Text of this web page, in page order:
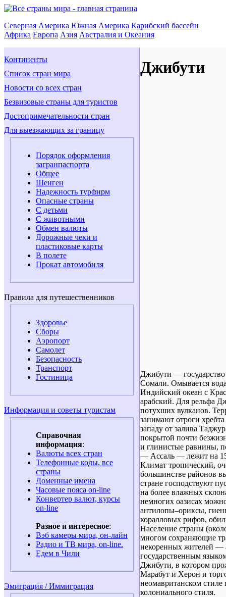
Северная Америка Южная Америка Карибский бассейн
Африка Европа Азия Австралия и Океания
Континенты
Список стран мира
Новости со всех стран
Безвизовые страны для туристов
Достопримечательности стран
Для выезжающих за границу
Порядок оформления
загранпаспорта
Общее
Шенген
Надежность турфирм
Опасные страны
С детьми
С животными
Обмен валюты
Дорожные чеки и
пластиковые карты
В полете
Прокат автомобиля
Правила для путешественников
Здоровье
Сборы
Аэропорт
Самолет
Безопасность
Транспорт
Гостиница
Информация и советы туристам
Справочная
информация:
Валюты всех стран
Телефонные коды, все
страны
Доменные имена
Часовые пояса on-line
Конвертер валют, курсы
on-line
Разное и интересное:
Вэб камеры мира, он-лайн
Радио и ТВ мира, on-line.
Едем в Чили
Эмиграция / Иммиграция
Джибути
Джибути —
Сомали. Омывается
Индийский океан с
арабский. Для рельфа
потухших вулканов.
занимают отроги
западу от залива
покрытой почти
и глинистые равнины,
— Ассаль — лежит на
Климат тропический,
большинстве районов
стране господствуют
на более влажных
немногих оазисах
антилопы–ориксы,
коралловых рифов,
Население страны
многом сохраняющие
некоренных жителей —
государственным
Джибути, в котором
Марабут и Херон и
неомавританском
колониального стиля.